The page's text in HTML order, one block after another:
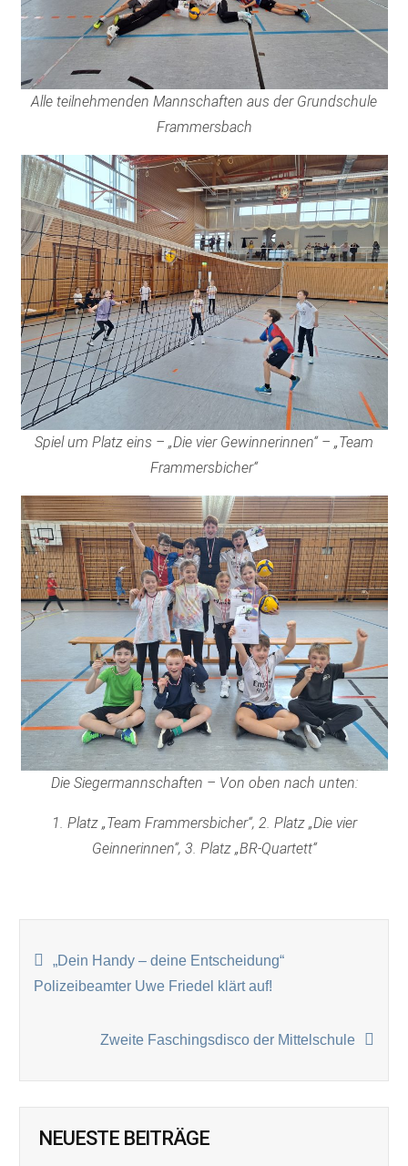
Alle teilnehmenden Mannschaften aus der Grundschule
Frammersbach
Spiel um Platz eins – „Die vier Gewinnerinnen“ – „Team
Frammersbicher“
Die Siegermannschaften – Von oben nach unten:
1. Platz „Team Frammersbicher“, 2. Platz „Die vier
Geinnerinnen“, 3. Platz „BR-Quartett“
BEITRAGSNAVIGATION
„Dein Handy – deine Entscheidung“
Polizeibeamter Uwe Friedel klärt auf!
Zweite Faschingsdisco der Mittelschule
NEUESTE BEITRÄGE